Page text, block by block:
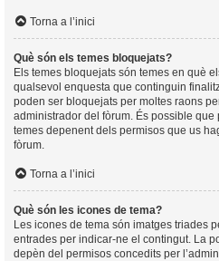
Torna a l’inici
Què són els temes bloquejats?
Els temes bloquejats són temes en què
qualsevol enquesta que continguin
poden ser bloquejats per moltes raons
administrador del fòrum. És possible
temes depenent dels permisos que us
fòrum.
Torna a l’inici
Què són les icones de tema?
Les icones de tema són imatges triades
entrades per indicar-ne el contingut. La
depèn del permisos concedits per